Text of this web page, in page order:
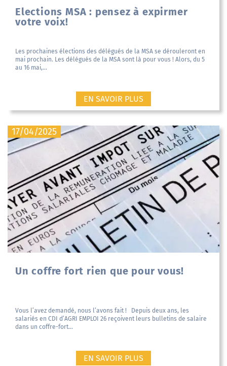
Elections MSA : pensez à expirmer
votre voix!
Les prochaines élections des délégués de la MSA se dérouleront en
mai prochain. Les délégués de la MSA sont là pour vous ! Alors, du 5
au 16 mai,...
EN SAVOIR PLUS
17/04/2025
Un coffre fort rien que pour vous!
Vous l’avez demandé, nous l’avons fait ! Depuis deux ans, les
salariés en CDI d’AGRI EMPLOI 26 reçoivent leurs bulletins de salaire
dans un coffre-fort...
EN SAVOIR PLUS